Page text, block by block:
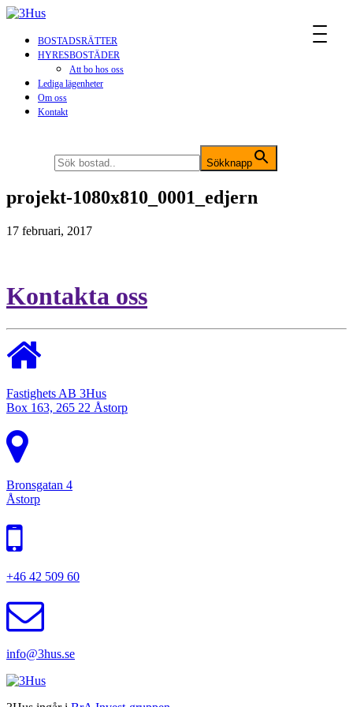
BOSTADSRÄTTER
HYRESBOSTÄDER
Att bo hos oss
Lediga lägenheter
Om oss
Kontakt
Sökknapp
projekt-1080x810_0001_edjern
17 februari, 2017
Kontakta oss
Fastighets AB 3Hus
Box 163, 265 22 Åstorp
Bronsgatan 4
Åstorp
+46 42 509 60
info@3hus.se